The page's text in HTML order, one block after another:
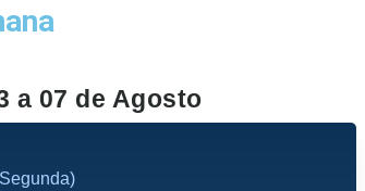
a 07 de Agosto